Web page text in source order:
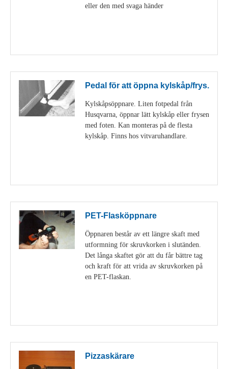
eller den med svaga händer
Pedal för att öppna kylskåp/frys.
Kylskåpsöppnare. Liten fotpedal från
Husqvarna, öppnar lätt kylskåp eller frysen
med foten. Kan monteras på de flesta
kylskåp. Finns hos vitvaruhandlare.
PET-Flasköppnare
Öppnaren består av ett längre skaft med
utformning för skruvkorken i slutänden.
Det långa skaftet gör att du får bättre tag
och kraft för att vrida av skruvkorken på
en PET-flaskan.
Pizzaskärare